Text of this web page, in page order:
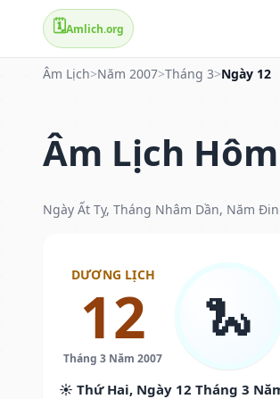
🗓️Amlich.org
Âm Lịch>Năm 2007>Tháng 3>Ngày 12
Âm Lịch
Ngày Ất Tỵ, Tháng Nhâm Dần, Năm
DƯƠNG LỊCH
12
Tháng 3 Năm 2007
🐍
☀️ Thứ Hai, Ngày 12 Tháng 3